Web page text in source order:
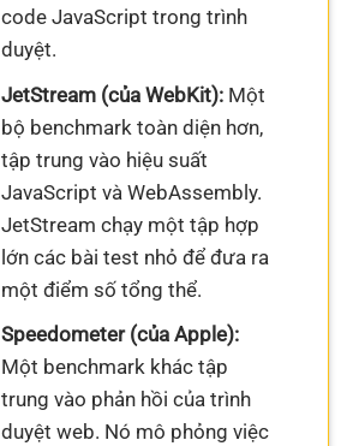
code JavaScript trong trình
duyệt.
JetStream (của WebKit):Một
bộ benchmark toàn diện hơn,
tập trung vào hiệu suất
JavaScript và WebAssembly.
JetStream chạy một tập hợp
lớn các bài test nhỏ để đưa ra
một điểm số tổng thể.
Speedometer (của Apple):
Một benchmark khác tập
trung vào phản hồi của trình
duyệt web. Nó mô phỏng việc